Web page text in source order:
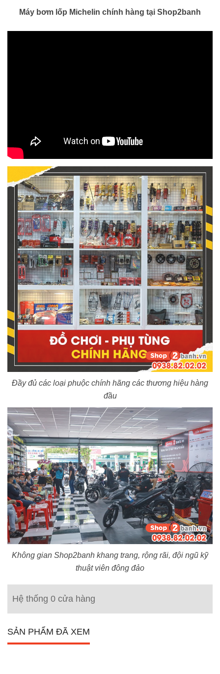
Máy bơm lốp Michelin chính hàng tại Shop2banh
Đầy đủ các loại phuộc chính hãng các thương hiệu hàng
đầu
Không gian Shop2banh khang trang, rộng rãi, đội ngũ kỹ
thuật viên đông đảo
Hệ thống 0 cửa hàng
SẢN PHẨM ĐÃ XEM